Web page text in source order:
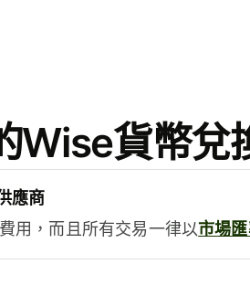
Wise貨幣兌
應商
用，而且所有交易一律以市場